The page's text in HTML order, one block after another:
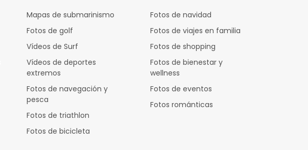
Mapas de submarinismo
Fotos de golf
Vídeos de Surf
Vídeos de deportes
extremos
Fotos de navegación y
pesca
Fotos de triathlon
Fotos de bicicleta
Fotos de navidad
Fotos de viajes en familia
Fotos de shopping
Fotos de bienestar y
wellness
Fotos de eventos
Fotos románticas